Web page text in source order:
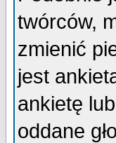
twórców,
zmienić
jest
ankietę
oddane